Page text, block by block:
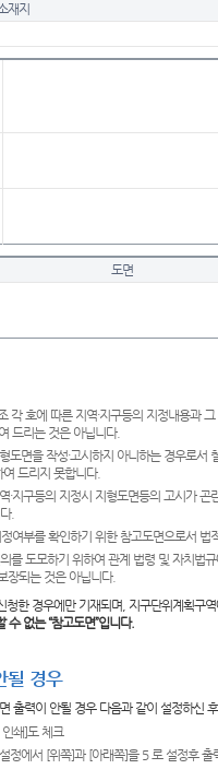
재지
도면
각 호에 따른 지역·지구등의 지정내용
드리는 것은 아닙니다.
도면을 작성·고시하지 아니하는 경우로
드리지 못합니다.
·지구등의 지정시 지형도면등의 고시가
.
여부를 확인하기 위한 참고도면으로서
를 도모하기 위하여 관계 법령 및 자치
장되는 것은 아닙니다.
청한 경우에만 기재되며, 지구단위계획
수 없는 “참고도면”입니다.
될 경우
출력이 안될 경우 다음과 같이 설정하신
쇄]도 체크
정에서 [위쪽]과 [아래쪽]을 5 로 설정후 출